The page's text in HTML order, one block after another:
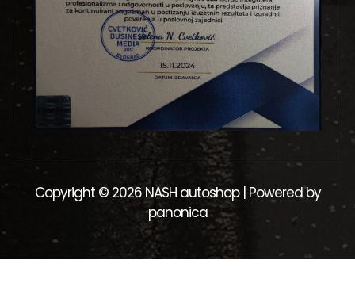
Copyright © 2026 NASH autoshop | Powered by
panonica